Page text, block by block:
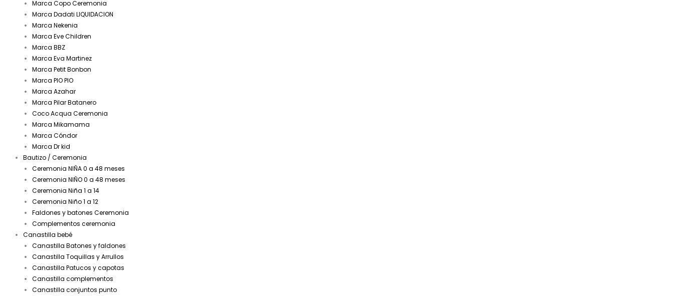
Marca Copo Ceremonia
Marca Dadati LIQUIDACION
Marca Nekenia
Marca Eve Children
Marca BBZ
Marca Eva Martinez
Marca Petit Bonbon
Marca PIO PIO
Marca Azahar
Marca Pilar Batanero
Coco Acqua Ceremonia
Marca Mikamama
Marca Cóndor
Marca Dr kid
Bautizo / Ceremonia
Ceremonia NIÑA 0 a 48 meses
Ceremonia NIÑO 0 a 48 meses
Ceremonia Niña 1 a 14
Ceremonia Niño 1 a 12
Faldones y batones Ceremonia
Complementos ceremonia
Canastilla bebé
Canastilla Batones y faldones
Canastilla Toquillas y Arrullos
Canastilla Patucos y capotas
Canastilla complementos
Canastilla conjuntos punto